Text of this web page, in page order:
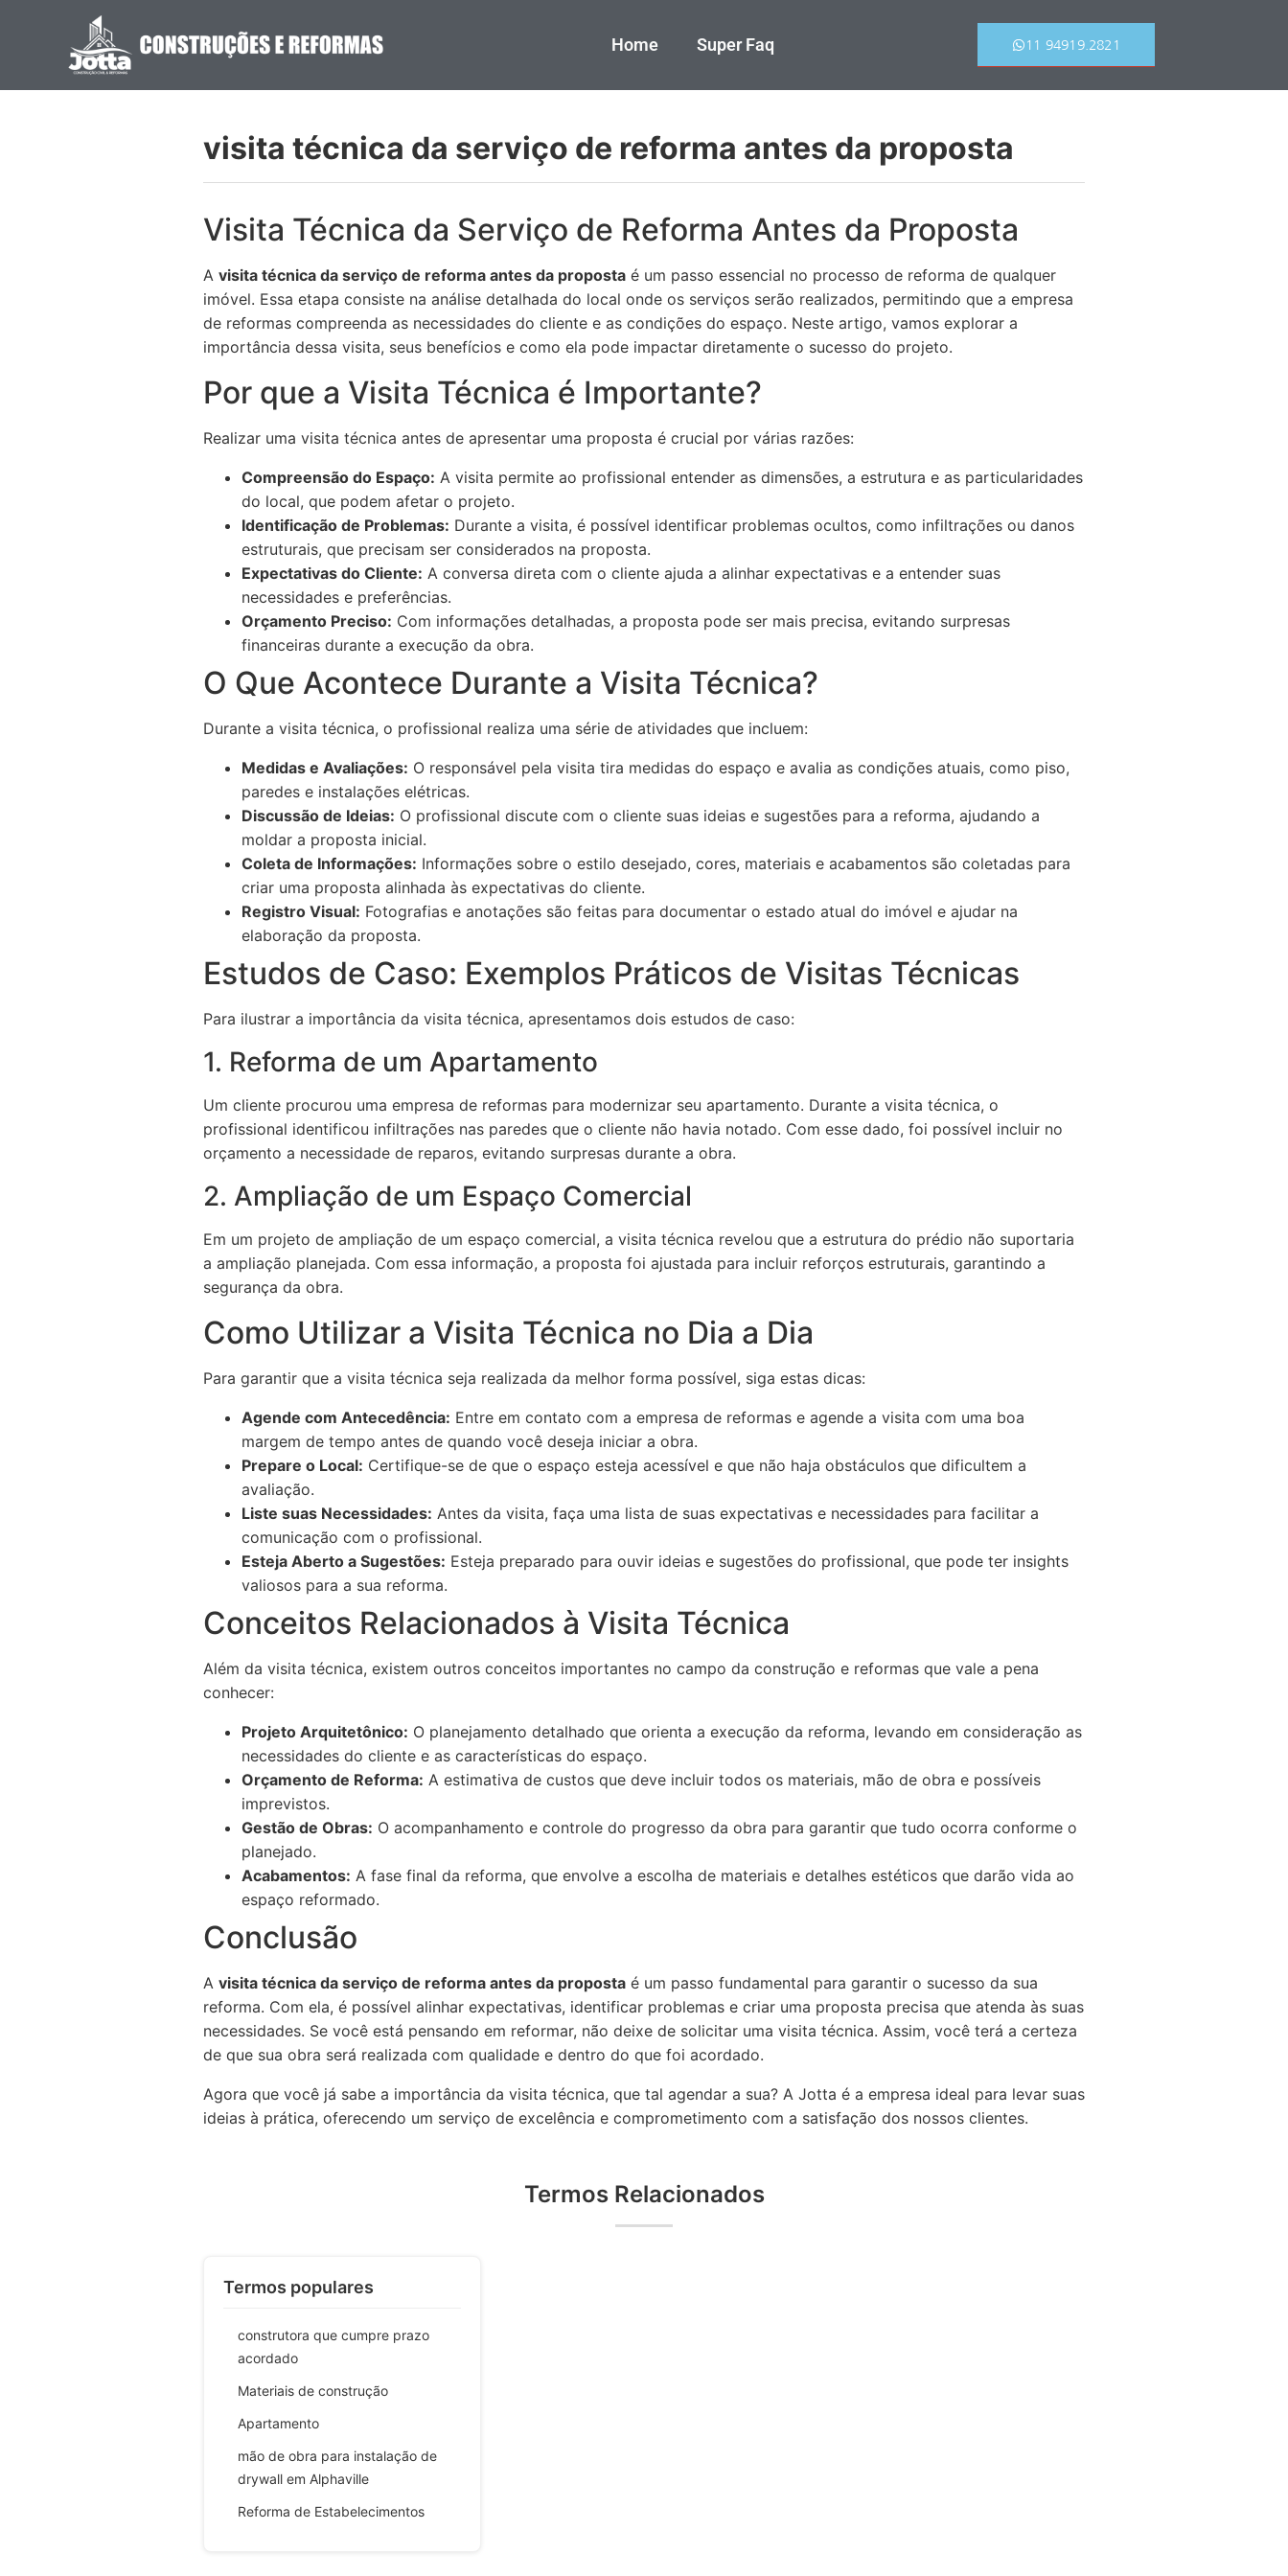
Home Super Faq 11 94919.2821
visita técnica da serviço de reforma antes da proposta
Visita Técnica da Serviço de Reforma Antes da Proposta
A visita técnica da serviço de reforma antes da proposta é um passo essencial no processo de reforma de qualquer
imóvel. Essa etapa consiste na análise detalhada do local onde os serviços serão realizados, permitindo que a empresa
de reformas compreenda as necessidades do cliente e as condições do espaço. Neste artigo, vamos explorar a
importância dessa visita, seus benefícios e como ela pode impactar diretamente o sucesso do projeto.
Por que a Visita Técnica é Importante?
Realizar uma visita técnica antes de apresentar uma proposta é crucial por várias razões:
Compreensão do Espaço: A visita permite ao profissional entender as dimensões, a estrutura e as particularidades
do local, que podem afetar o projeto.
Identificação de Problemas: Durante a visita, é possível identificar problemas ocultos, como infiltrações ou danos
estruturais, que precisam ser considerados na proposta.
Expectativas do Cliente: A conversa direta com o cliente ajuda a alinhar expectativas e a entender suas
necessidades e preferências.
Orçamento Preciso: Com informações detalhadas, a proposta pode ser mais precisa, evitando surpresas
financeiras durante a execução da obra.
O Que Acontece Durante a Visita Técnica?
Durante a visita técnica, o profissional realiza uma série de atividades que incluem:
Medidas e Avaliações: O responsável pela visita tira medidas do espaço e avalia as condições atuais, como piso,
paredes e instalações elétricas.
Discussão de Ideias: O profissional discute com o cliente suas ideias e sugestões para a reforma, ajudando a
moldar a proposta inicial.
Coleta de Informações: Informações sobre o estilo desejado, cores, materiais e acabamentos são coletadas para
criar uma proposta alinhada às expectativas do cliente.
Registro Visual: Fotografias e anotações são feitas para documentar o estado atual do imóvel e ajudar na
elaboração da proposta.
Estudos de Caso: Exemplos Práticos de Visitas Técnicas
Para ilustrar a importância da visita técnica, apresentamos dois estudos de caso:
1. Reforma de um Apartamento
Um cliente procurou uma empresa de reformas para modernizar seu apartamento. Durante a visita técnica, o
profissional identificou infiltrações nas paredes que o cliente não havia notado. Com esse dado, foi possível incluir no
orçamento a necessidade de reparos, evitando surpresas durante a obra.
2. Ampliação de um Espaço Comercial
Em um projeto de ampliação de um espaço comercial, a visita técnica revelou que a estrutura do prédio não suportaria
a ampliação planejada. Com essa informação, a proposta foi ajustada para incluir reforços estruturais, garantindo a
segurança da obra.
Como Utilizar a Visita Técnica no Dia a Dia
Para garantir que a visita técnica seja realizada da melhor forma possível, siga estas dicas:
Agende com Antecedência: Entre em contato com a empresa de reformas e agende a visita com uma boa
margem de tempo antes de quando você deseja iniciar a obra.
Prepare o Local: Certifique-se de que o espaço esteja acessível e que não haja obstáculos que dificultem a
avaliação.
Liste suas Necessidades: Antes da visita, faça uma lista de suas expectativas e necessidades para facilitar a
comunicação com o profissional.
Esteja Aberto a Sugestões: Esteja preparado para ouvir ideias e sugestões do profissional, que pode ter insights
valiosos para a sua reforma.
Conceitos Relacionados à Visita Técnica
Além da visita técnica, existem outros conceitos importantes no campo da construção e reformas que vale a pena
conhecer:
Projeto Arquitetônico: O planejamento detalhado que orienta a execução da reforma, levando em consideração as
necessidades do cliente e as características do espaço.
Orçamento de Reforma: A estimativa de custos que deve incluir todos os materiais, mão de obra e possíveis
imprevistos.
Gestão de Obras: O acompanhamento e controle do progresso da obra para garantir que tudo ocorra conforme o
planejado.
Acabamentos: A fase final da reforma, que envolve a escolha de materiais e detalhes estéticos que darão vida ao
espaço reformado.
Conclusão
A visita técnica da serviço de reforma antes da proposta é um passo fundamental para garantir o sucesso da sua
reforma. Com ela, é possível alinhar expectativas, identificar problemas e criar uma proposta precisa que atenda às suas
necessidades. Se você está pensando em reformar, não deixe de solicitar uma visita técnica. Assim, você terá a certeza
de que sua obra será realizada com qualidade e dentro do que foi acordado.
Agora que você já sabe a importância da visita técnica, que tal agendar a sua? A Jotta é a empresa ideal para levar suas
ideias à prática, oferecendo um serviço de excelência e comprometimento com a satisfação dos nossos clientes.
Termos Relacionados
Termos populares
construtora que cumpre prazo
acordado
Materiais de construção
Apartamento
mão de obra para instalação de
drywall em Alphaville
Reforma de Estabelecimentos